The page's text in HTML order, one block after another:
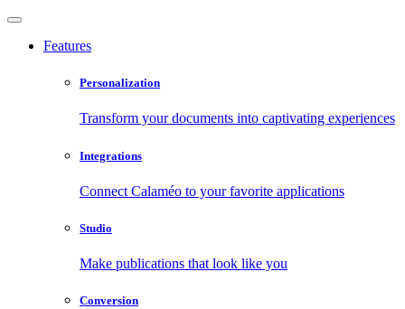
Features
Personalization
Transform your documents into captivating experiences
Integrations
Connect Calaméo to your favorite applications
Studio
Make publications that look like you
Conversion